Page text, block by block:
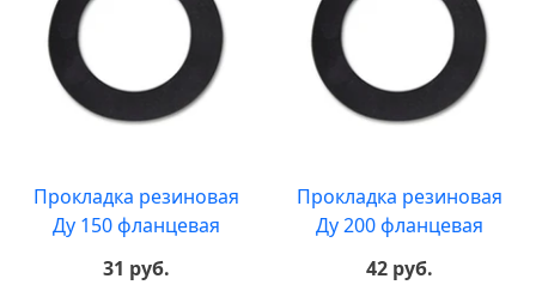
Прокладка резиновая
Ду 150 фланцевая
31 руб.
Прокладка резиновая
Ду 200 фланцевая
42 руб.